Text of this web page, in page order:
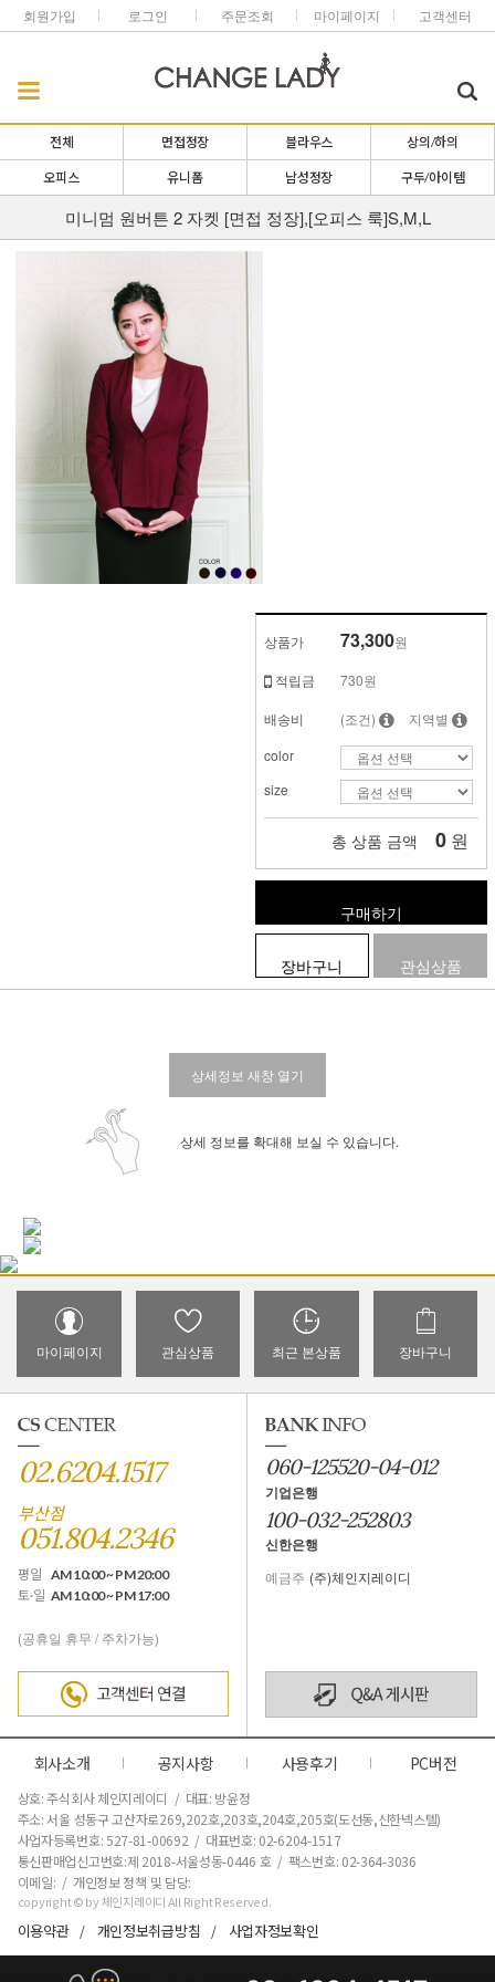
회원가입 로그인 주문조회 마이페이지 고객센터
전체 면접정장 블라우스 상의/하의
오피스 유니폼 남성정장 구두/아이템
미니멈 원버튼 2 자켓 [면접 정장],[오피스 룩]S,M,L
상품가 73,300원
적립금 730원
배송비 (조건)
지역별
color
size
총 상품 금액 0 원
구매하기
장바구니 관심상품
상세정보 새창 열기
상세 정보를 확대해 보실 수 있습니다.
마이페이지 관심상품 최근 본상품 장바구니
02.6204.1517
부산점
051.804.2346
평일 AM 10:00 ~ PM 20:00
토·일 AM 10:00 ~ PM 17:00
(공휴일 휴무 / 주차가능)
060-125520-04-012
기업은행
100-032-252803
신한은행
예금주 (주)체인지레이디
회사소개 공지사항 사용후기 PC버전
상호: 주식회사 체인지레이디 / 대표: 방윤정
주소: 서울 성동구 고산자로269,202호,203호,204호,205호(도선동,신한넥스텔)
사업자등록번호: 527-81-00692 / 대표번호: 02-6204-1517
통신판매업신고번호:제 2018-서울성동-0446 호/ 팩스번호: 02-364-3036
이메일: / 개인정보 정책 및 담당:
copyright © by 체인지레이디 All Right Reserved.
이용약관 / 개인정보취급방침 / 사업자정보확인